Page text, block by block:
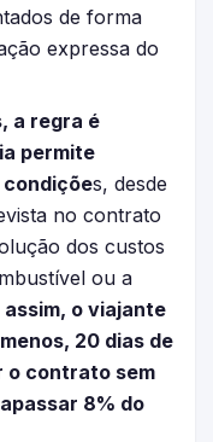
de forma
expressa do
a regra é
permite
s, desde
no contrato
dos custos
ou a
assim, o viajante
20 dias de
o contrato sem
8% do